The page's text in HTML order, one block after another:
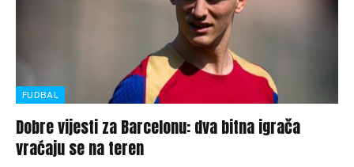
FUDBAL
Dobre vijesti za Barcelonu: dva bitna igrača
vraćaju se na teren